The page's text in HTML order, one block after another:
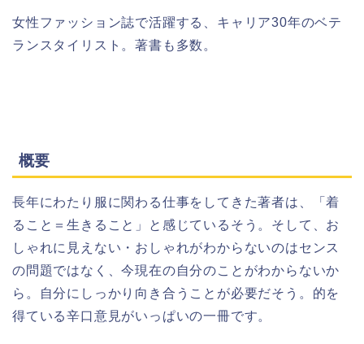
女性ファッション誌で活躍する、キャリア30年のベテ
ランスタイリスト。著書も多数。
概要
長年にわたり服に関わる仕事をしてきた著者は、「着
ること＝生きること」と感じているそう。そして、お
しゃれに見えない・おしゃれがわからないのはセンス
の問題ではなく、今現在の自分のことがわからないか
ら。自分にしっかり向き合うことが必要だそう。的を
得ている辛口意見がいっぱいの一冊です。